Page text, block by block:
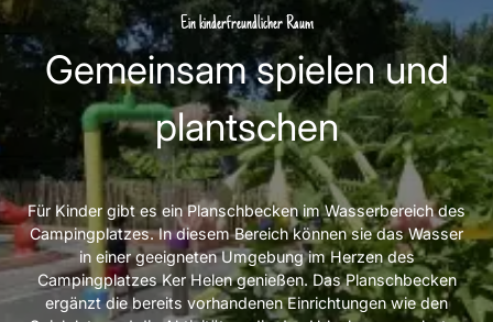
Ein kinderfreundlicher Raum
Gemeinsam spielen und
plantschen
Für Kinder gibt es ein Planschbecken im Wasserbereich des
Campingplatzes. In diesem Bereich können sie das Wasser
in einer geeigneten Umgebung im Herzen des
Campingplatzes Ker Helen genießen. Das Planschbecken
ergänzt die bereits vorhandenen Einrichtungen wie den